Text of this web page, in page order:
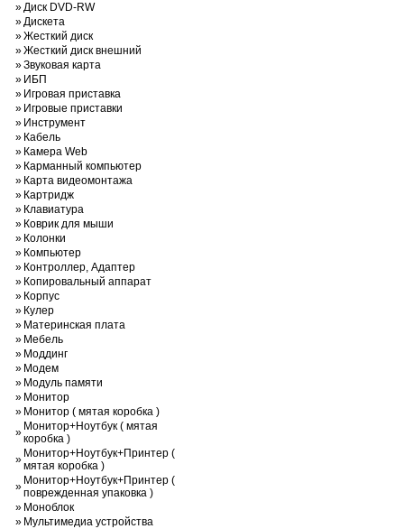
»Диск DVD-RW
»Дискета
»Жесткий диск
»Жесткий диск внешний
»Звуковая карта
» ИБП
» Игровая приставка
» Игровые приставки
» Инструмент
» Кабель
» Камера Web
» Карманный компьютер
» Карта видеомонтажа
» Картридж
» Клавиатура
» Коврик для мыши
» Колонки
» Компьютер
» Контроллер, Адаптер
» Копировальный аппарат
» Корпус
» Кулер
» Материнская плата
» Мебель
» Моддинг
» Модем
» Модуль памяти
» Монитор
» Монитор ( мятая коробка )
» Монитор+Ноутбук ( мятая
коробка )
» Монитор+Ноутбук+Принтер (
мятая коробка )
» Монитор+Ноутбук+Принтер (
поврежденная упаковка )
» Моноблок
» Мультимедиа устройства